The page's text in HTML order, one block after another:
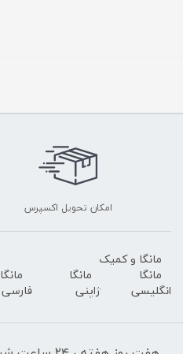
امکان تحویل اکسپرس
مانگا و کمیک
مانگا
انگلیسی
مانگا
ژاپنی
مانگا
فارسی